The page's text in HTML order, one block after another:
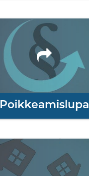
Poikkeamislupa